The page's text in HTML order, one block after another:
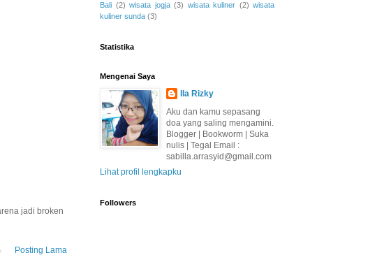
jadi broken
Posting Lama
Bali (2) wisata jogja (3) wisata kuliner (2) wisata
kuliner sunda (3)
Statistika
Mengenai Saya
Ila Rizky
Aku dan kamu sepasang
doa yang saling mengamini.
Blogger | Bookworm | Suka
nulis | Tegal Email :
sabilla.arrasyid@gmail.com
Lihat profil lengkapku
Followers